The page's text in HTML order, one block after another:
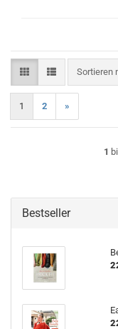
Sortieren
Sortieren
1 2 »
1
Bestseller